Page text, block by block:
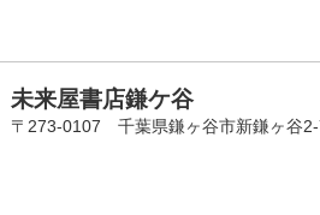
未来屋書店鎌ケ谷
〒273-0107 千葉県鎌ヶ谷市新鎌ヶ谷2-